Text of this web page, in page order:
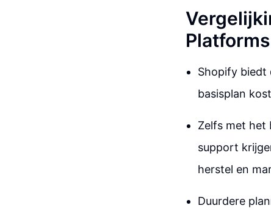
Platforms
Shopify biedt
basisplan
Zelfs met het
support
herstel en
Duurdere